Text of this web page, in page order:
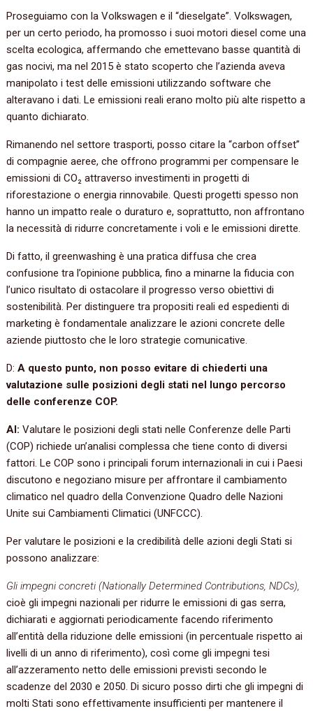
Proseguiamo con la Volkswagen e il “dieselgate”. Volkswagen,
per un certo periodo, ha promosso i suoi motori diesel come una
scelta ecologica, affermando che emettevano basse quantità di
gas nocivi, ma nel 2015 è stato scoperto che l’azienda aveva
manipolato i test delle emissioni utilizzando software che
alteravano i dati. Le emissioni reali erano molto più alte rispetto a
quanto dichiarato.
Rimanendo nel settore trasporti, posso citare la “carbon offset”
di compagnie aeree, che offrono programmi per compensare le
emissioni di CO₂ attraverso investimenti in progetti di
riforestazione o energia rinnovabile. Questi progetti spesso non
hanno un impatto reale o duraturo e, soprattutto, non affrontano
la necessità di ridurre concretamente i voli e le emissioni dirette.
Di fatto, il greenwashing è una pratica diffusa che crea
confusione tra l’opinione pubblica, fino a minarne la fiducia con
l’unico risultato di ostacolare il progresso verso obiettivi di
sostenibilità. Per distinguere tra propositi reali ed espedienti di
marketing è fondamentale analizzare le azioni concrete delle
aziende piuttosto che le loro strategie comunicative.
D:A questo punto, non posso evitare di chiederti una
valutazione sulle posizioni degli stati nel lungo percorso
delle conferenze COP.
AI: Valutare le posizioni degli stati nelle Conferenze delle Parti
(COP) richiede un’analisi complessa che tiene conto di diversi
fattori. Le COP sono i principali forum internazionali in cui i Paesi
discutono e negoziano misure per affrontare il cambiamento
climatico nel quadro della Convenzione Quadro delle Nazioni
Unite sui Cambiamenti Climatici (UNFCCC).
Per valutare le posizioni e la credibilità delle azioni degli Stati si
possono analizzare:
Gli impegni concreti (Nationally Determined Contributions, NDCs),
cioè gli impegni nazionali per ridurre le emissioni di gas serra,
dichiarati e aggiornati periodicamente facendo riferimento
all’entità della riduzione delle emissioni (in percentuale rispetto ai
livelli di un anno di riferimento), così come gli impegni tesi
all’azzeramento netto delle emissioni previsti secondo le
scadenze del 2030 e 2050. Di sicuro posso dirti che gli impegni di
molti Stati sono effettivamente insufficienti per mantenere il